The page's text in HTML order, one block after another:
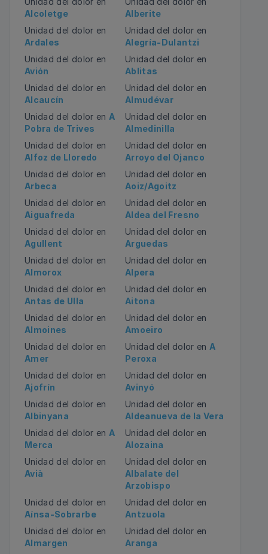
Alcoletge
Alberite
Unidad del dolor en
Ardales
Unidad del dolor en
Alegría-Dulantzi
Unidad del dolor en
Avión
Unidad del dolor en
Ablitas
Unidad del dolor en
Alcaucín
Unidad del dolor en
Almudévar
Unidad del dolor en A
Pobra de Trives
Unidad del dolor en
Almedinilla
Unidad del dolor en
Alfoz de Lloredo
Unidad del dolor en
Arroyo del Ojanco
Unidad del dolor en
Arbeca
Unidad del dolor en
Aoiz/Agoitz
Unidad del dolor en
Aiguafreda
Unidad del dolor en
Aldea del Fresno
Unidad del dolor en
Agullent
Unidad del dolor en
Arguedas
Unidad del dolor en
Almorox
Unidad del dolor en
Alpera
Unidad del dolor en
Antas de Ulla
Unidad del dolor en
Aitona
Unidad del dolor en
Almoines
Unidad del dolor en
Amoeiro
Unidad del dolor en
Amer
Unidad del dolor en A
Peroxa
Unidad del dolor en
Ajofrín
Unidad del dolor en
Avinyó
Unidad del dolor en
Albinyana
Unidad del dolor en
Aldeanueva de la Vera
Unidad del dolor en A
Merca
Unidad del dolor en
Alozaina
Unidad del dolor en
Avià
Unidad del dolor en
Albalate del
Arzobispo
Unidad del dolor en
Aínsa-Sobrarbe
Unidad del dolor en
Antzuola
Unidad del dolor en
Almargen
Unidad del dolor en
Aranga